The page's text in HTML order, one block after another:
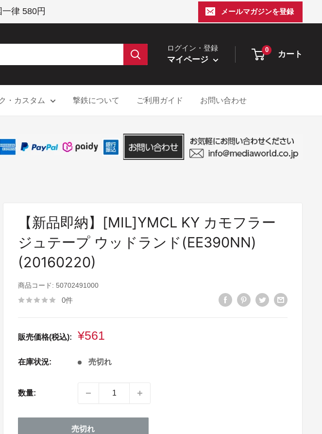
律 580円 メールマガジンを登録
ログイン・登録
マイページ
0 カート
・カスタム 撃鉄について ご利用ガイド お問い合わせ
【新品即納】[MIL]YMCL KY カモフラー
ジュテープ ウッドランド(EE390NN)
(20160220)
商品コード: 50702491000
0件
販売価格(税込):
販
価
¥561
在庫状況: 売切れ
数量:
売切れ